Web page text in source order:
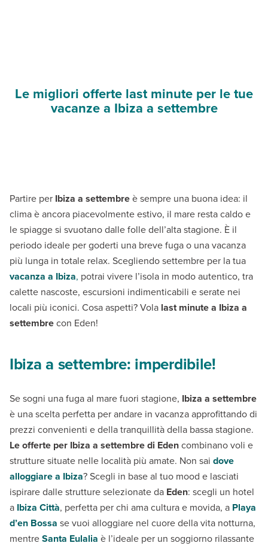
Le migliori offerte last minute per le tue
vacanze a Ibiza a settembre
Partire per Ibiza a settembreè sempre una buona idea: il
clima è ancora piacevolmente estivo, il mare resta caldo e
le spiagge si svuotano dalle folle dell’alta stagione. È il
periodo ideale per goderti una breve fuga o una vacanza
più lunga in totale relax. Scegliendo settembre per la tua
vacanza a Ibiza, potrai vivere l’isola in modo autentico, tra
calette nascoste, escursioni indimenticabili e serate nei
locali più iconici. Cosa aspetti? Vola last minute a Ibiza a
settembrecon Eden!
Ibiza a settembre: imperdibile!
Se sogni una fuga al mare fuori stagione, Ibiza a settembre
è una scelta perfetta per andare in vacanza approfittando di
prezzi convenienti e della tranquillità della bassa stagione.
Le offerte per Ibiza a settembre di Edencombinano voli e
strutture situate nelle località più amate. Non sai dove
alloggiare a Ibiza? Scegli in base al tuo mood e lasciati
ispirare dalle strutture selezionate da Eden: scegli un hotel
a Ibiza Città, perfetta per chi ama cultura e movida, a Playa
d’en Bossa se vuoi alloggiare nel cuore della vita notturna,
mentreSanta Eulalia è l’ideale per un soggiorno rilassante